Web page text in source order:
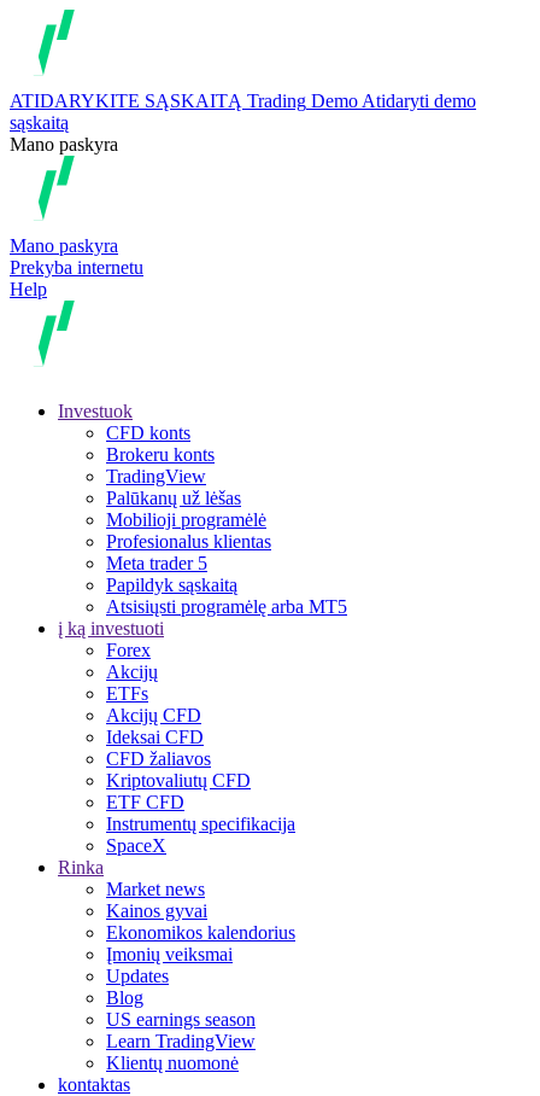
ATIDARYKITE SĄSKAITĄ Trading Demo Atidaryti demo
sąskaitą
Mano paskyra
Mano paskyra
Prekyba internetu
Help
Investuok
CFD konts
Brokeru konts
TradingView
Palūkanų už lėšas
Mobilioji programėlė
Profesionalus klientas
Meta trader 5
Papildyk sąskaitą
Atsisiųsti programėlę arba MT5
į ką investuoti
Forex
Akcijų
ETFs
Akcijų CFD
Ideksai CFD
CFD žaliavos
Kriptovaliutų CFD
ETF CFD
Instrumentų specifikacija
SpaceX
Rinka
Market news
Kainos gyvai
Ekonomikos kalendorius
Įmonių veiksmai
Updates
Blog
US earnings season
Learn TradingView
Klientų nuomonė
kontaktas